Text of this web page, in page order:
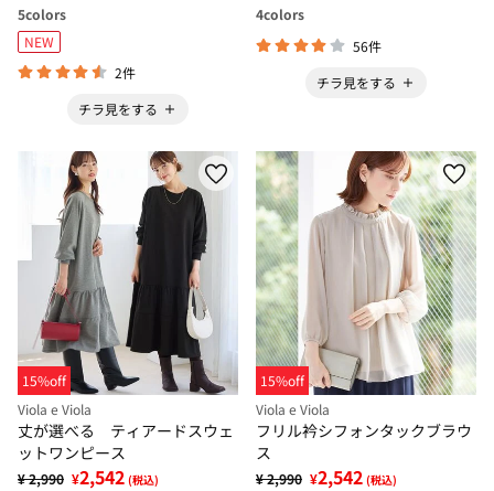
5colors
NEW
2件
チラ見をする
4colors
56件
チラ見をする
15%off
Viola e Viola
丈が選べる ティアードスウェ
ットワンピース
¥ 2,990 ¥2,542 (税込)
15%off
Viola e Viola
フリル衿シフォンタックブラウ
ス
¥ 2,990 ¥2,542 (税込)